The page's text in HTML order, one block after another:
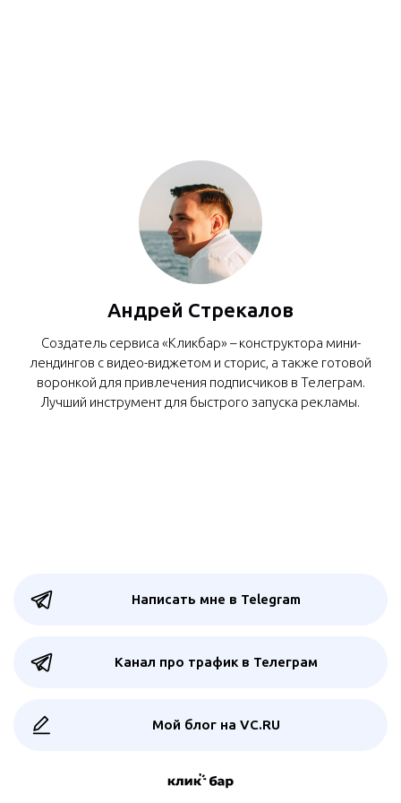
Андрей Стрекалов
Создатель сервиса «Кликбар» – конструктора мини-
лендингов с видео-виджетом и сторис, а также готовой
воронкой для привлечения подписчиков в Телеграм.
Лучший инструмент для быстрого запуска рекламы.
Написать мне в Telegram
Канал про трафик в Телеграм
Мой блог на VC.RU